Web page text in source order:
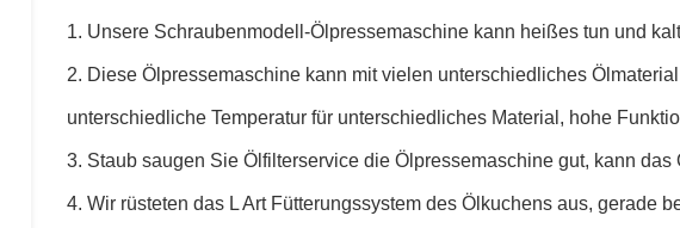
1. Unsere Schraubenmodell-Ölpressemaschine kann heißes tun und
2. Diese Ölpressemaschine kann mit vielen unterschiedliches
unterschiedliche Temperatur für unterschiedliches Material, hohe
3. Staub saugen Sie Ölfilterservice die Ölpressemaschine gut, kann
4. Wir rüsteten das L Art Fütterungssystem des Ölkuchens aus, gerade